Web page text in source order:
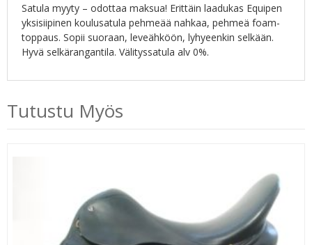
Satula myyty – odottaa maksua! Erittäin laadukas Equipen
yksisiipinen koulusatula pehmeää nahkaa, pehmeä foam-
toppaus. Sopii suoraan, leveähköön, lyhyeenkin selkään.
Hyvä selkärangantila. Välityssatula alv 0%.
Tutustu Myös